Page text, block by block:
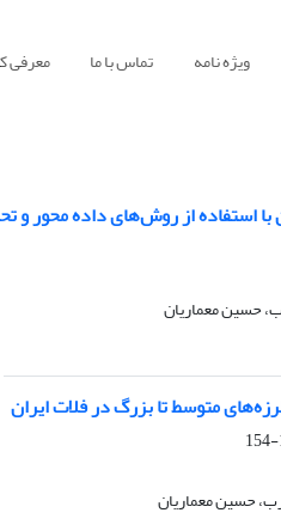
ویژه نامه تماس با ما معرفی
استفاده از روش‌های داده محور و
حسین معماریان
متوسط تا بزرگ در فلات ایران
حسین معماریان